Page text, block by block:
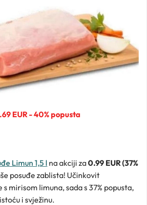
EUR - 40% popusta
Limun 1,5 l na akciji za0.99 EUR (37%
posuđe zablista! Učinkovit
mirisom limuna, sada s 37% popusta,
i svježinu.